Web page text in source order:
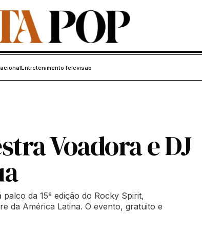
EntretenimentoTelevisão
Voadora e DJ
da 15ª edição do Rocky Spirit,
da América Latina. O evento, gratuito e